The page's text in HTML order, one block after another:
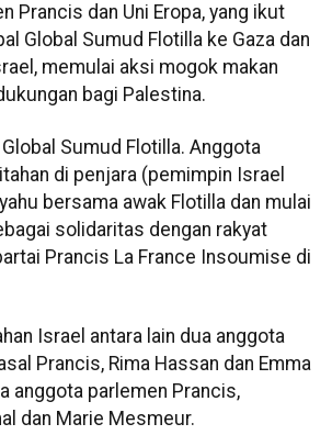
Prancis dan Uni Eropa, yang ikut
Global Sumud Flotilla ke Gaza dan
memulai aksi mogok makan
bagi Palestina.
Sumud Flotilla. Anggota
di penjara (pemimpin Israel
bersama awak Flotilla dan mulai
solidaritas dengan rakyat
Prancis La France Insoumise di
Israel antara lain dua anggota
Prancis, Rima Hassan dan Emma
anggota parlemen Prancis,
dan Marie Mesmeur.